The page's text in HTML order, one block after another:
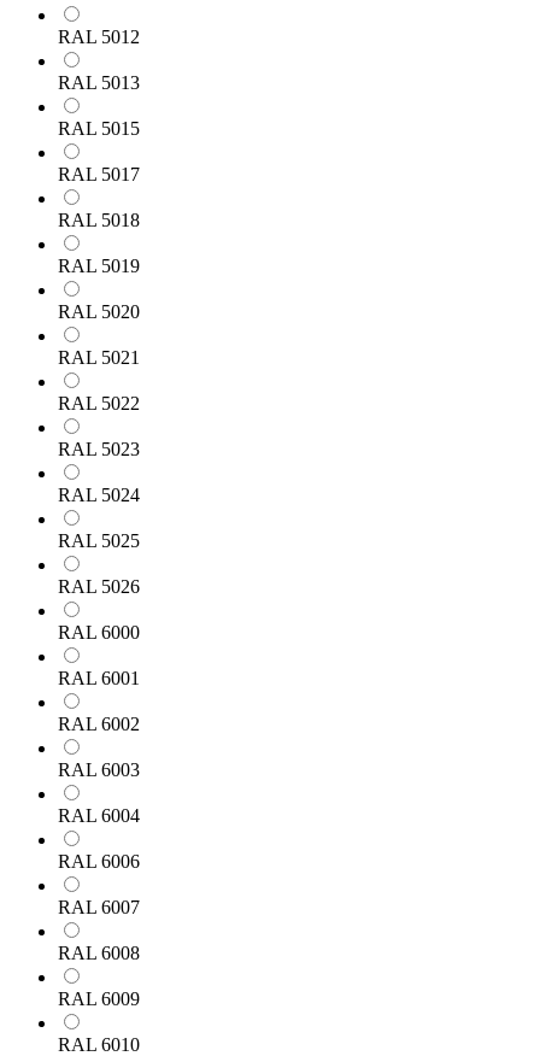
RAL 5012
RAL 5013
RAL 5015
RAL 5017
RAL 5018
RAL 5019
RAL 5020
RAL 5021
RAL 5022
RAL 5023
RAL 5024
RAL 5025
RAL 5026
RAL 6000
RAL 6001
RAL 6002
RAL 6003
RAL 6004
RAL 6006
RAL 6007
RAL 6008
RAL 6009
RAL 6010